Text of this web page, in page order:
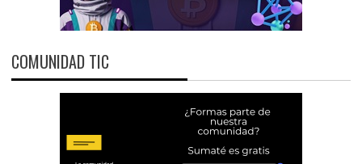
COMUNIDAD TIC